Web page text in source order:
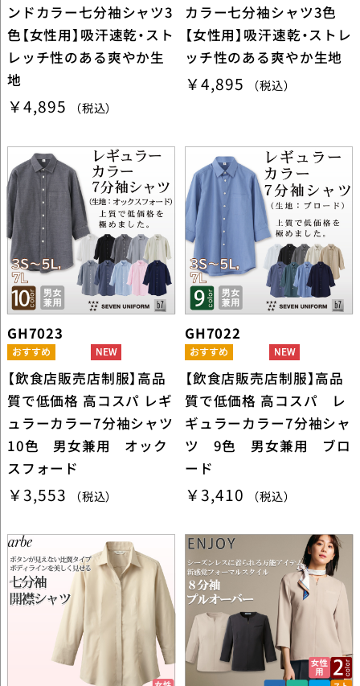
ンドカラー七分袖シャツ3
色【女性用】吸汗速乾・スト
レッチ性のある爽やか生
地
￥4,895 （税込）
カラー七分袖シャツ3色
【女性用】吸汗速乾・ストレ
ッチ性のある爽やか生地
￥4,895 （税込）
GH7023
【飲食店販売店制服】高品
質で低価格 高コスパ レギ
ュラーカラー7分袖シャツ
10色 男女兼用 オック
スフォード
￥3,553 （税込）
GH7022
【飲食店販売店制服】高品
質で低価格 高コスパ レ
ギュラーカラー7分袖シャ
ツ 9色 男女兼用 ブロ
ード
￥3,410 （税込）